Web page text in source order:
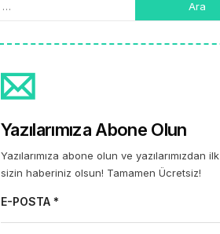
Yazılarımıza Abone Olun
Yazılarımıza abone olun ve yazılarımızdan ilk
sizin haberiniz olsun! Tamamen Ücretsiz!
E-POSTA *